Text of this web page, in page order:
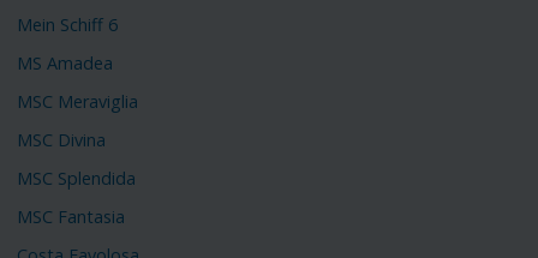
Mein Schiff 6
MS Amadea
MSC Meraviglia
MSC Divina
MSC Splendida
MSC Fantasia